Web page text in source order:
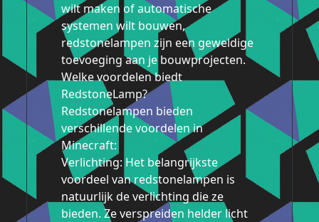
wilt maken of automatische
systemen wilt bouwen,
redstonelampen zijn een geweldige
toevoeging aan je bouwprojecten.
Welke voordelen biedt
RedstoneLamp?
Redstonelampen bieden
verschillende voordelen in
Minecraft:
Verlichting: Het belangrijkste
voordeel van redstonelampen is
natuurlijk de verlichting die ze
bieden. Ze verspreiden helder licht